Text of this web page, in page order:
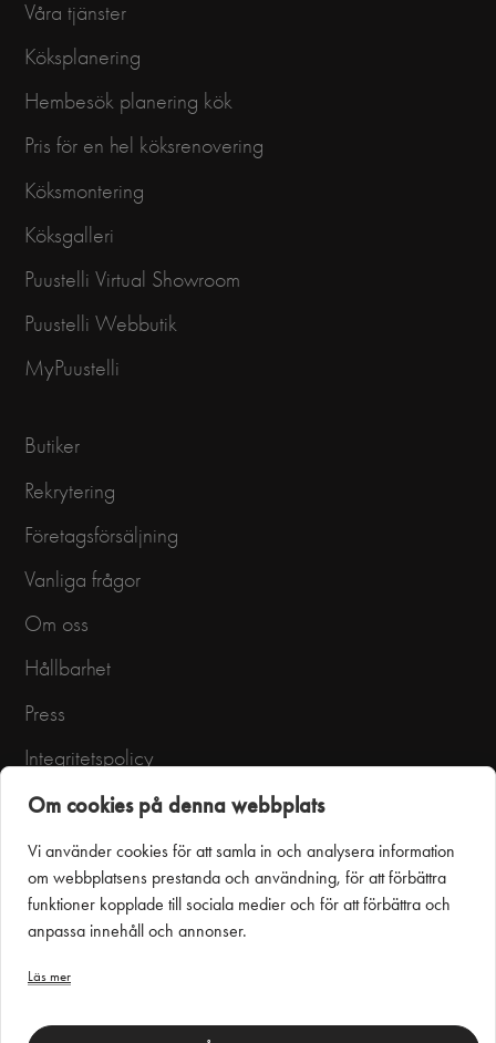
Våra tjänster
Köksplanering
Hembesök planering kök
Pris för en hel köksrenovering
Köksmontering
Köksgalleri
Puustelli Virtual Showroom
Puustelli Webbutik
MyPuustelli
Butiker
Rekrytering
Företagsförsäljning
Vanliga frågor
Om oss
Hållbarhet
Press
Integritetspolicy
Användarvillkor
Om cookies på denna webbplats
Vi använder cookies för att samla in och analysera information
om webbplatsens prestanda och användning, för att förbättra
funktioner kopplade till sociala medier och för att förbättra och
anpassa innehåll och annonser.
Läs mer